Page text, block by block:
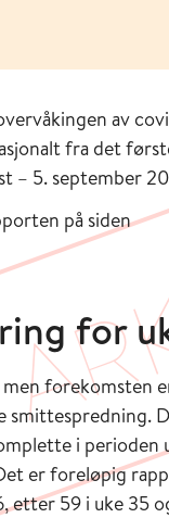
av
fra det
– 5. september
på siden
for
forekomsten
i
er foreløpig
etter 59 i uke 35